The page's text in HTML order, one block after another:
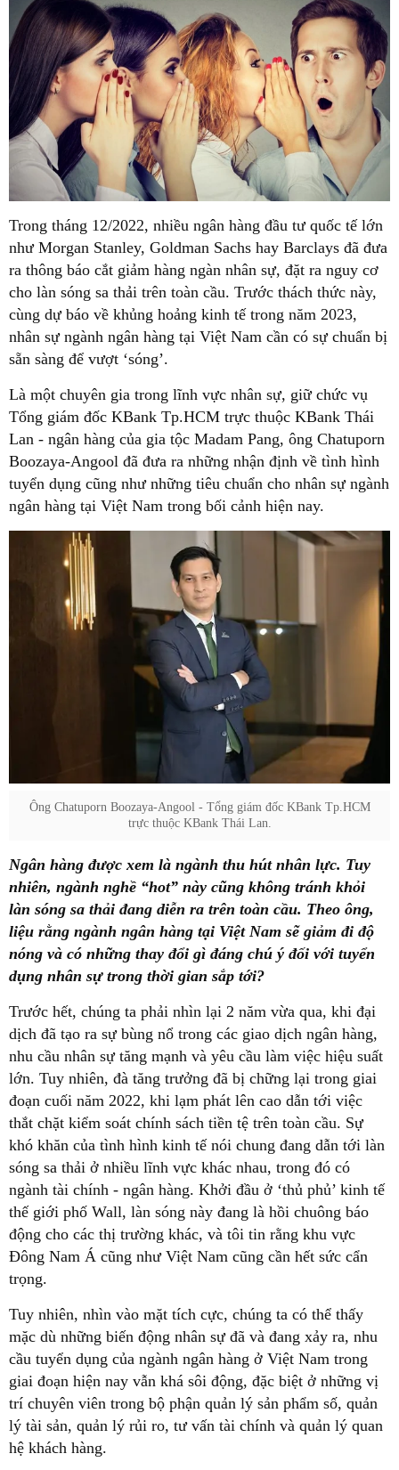
Trong tháng 12/2022, nhiều ngân hàng đầu tư quốc tế lớn
như Morgan Stanley, Goldman Sachs hay Barclays đã đưa
ra thông báo cắt giảm hàng ngàn nhân sự, đặt ra nguy cơ
cho làn sóng sa thải trên toàn cầu. Trước thách thức này,
cùng dự báo về khủng hoảng kinh tế trong năm 2023,
nhân sự ngành ngân hàng tại Việt Nam cần có sự chuẩn bị
sẵn sàng để vượt ‘sóng’.
Là một chuyên gia trong lĩnh vực nhân sự, giữ chức vụ
Tổng giám đốc KBank Tp.HCM trực thuộc KBank Thái
Lan - ngân hàng của gia tộc Madam Pang, ông Chatuporn
Boozaya-Angool đã đưa ra những nhận định về tình hình
tuyển dụng cũng như những tiêu chuẩn cho nhân sự ngành
ngân hàng tại Việt Nam trong bối cảnh hiện nay.
Ông Chatuporn Boozaya-Angool - Tổng giám đốc KBank Tp.HCM
trực thuộc KBank Thái Lan.
Ngân hàng được xem là ngành thu hút nhân lực. Tuy
nhiên, ngành nghề “hot” này cũng không tránh khỏi
làn sóng sa thải đang diễn ra trên toàn cầu. Theo ông,
liệu rằng ngành ngân hàng tại Việt Nam sẽ giảm đi độ
nóng và có những thay đổi gì đáng chú ý đối với tuyển
dụng nhân sự trong thời gian sắp tới?
Trước hết, chúng ta phải nhìn lại 2 năm vừa qua, khi đại
dịch đã tạo ra sự bùng nổ trong các giao dịch ngân hàng,
nhu cầu nhân sự tăng mạnh và yêu cầu làm việc hiệu suất
lớn. Tuy nhiên, đà tăng trưởng đã bị chững lại trong giai
đoạn cuối năm 2022, khi lạm phát lên cao dẫn tới việc
thắt chặt kiểm soát chính sách tiền tệ trên toàn cầu. Sự
khó khăn của tình hình kinh tế nói chung đang dẫn tới làn
sóng sa thải ở nhiều lĩnh vực khác nhau, trong đó có
ngành tài chính - ngân hàng. Khởi đầu ở ‘thủ phủ’ kinh tế
thế giới phố Wall, làn sóng này đang là hồi chuông báo
động cho các thị trường khác, và tôi tin rằng khu vực
Đông Nam Á cũng như Việt Nam cũng cần hết sức cẩn
trọng.
Tuy nhiên, nhìn vào mặt tích cực, chúng ta có thể thấy
mặc dù những biến động nhân sự đã và đang xảy ra, nhu
cầu tuyển dụng của ngành ngân hàng ở Việt Nam trong
giai đoạn hiện nay vẫn khá sôi động, đặc biệt ở những vị
trí chuyên viên trong bộ phận quản lý sản phẩm số, quản
lý tài sản, quản lý rủi ro, tư vấn tài chính và quản lý quan
hệ khách hàng.